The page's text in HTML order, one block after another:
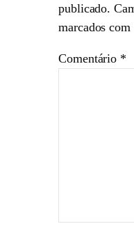
publicado.
marcados com
Comentário *